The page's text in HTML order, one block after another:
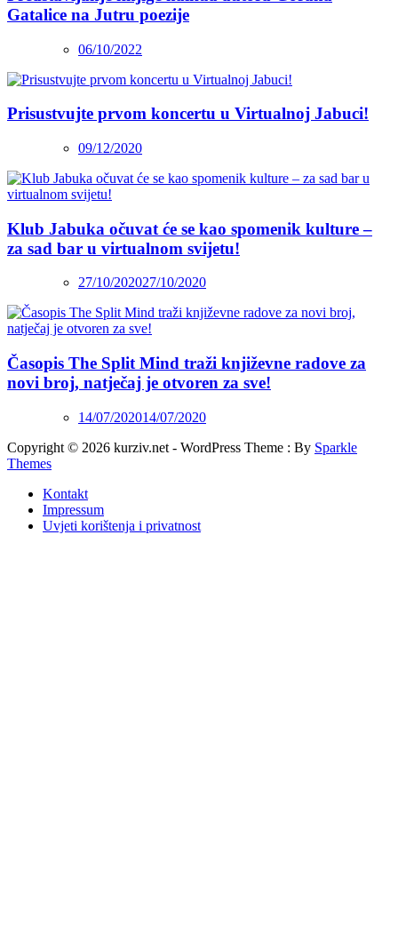
Gatalice na Jutru poezije
06/10/2022
Prisustvujte prvom koncertu u Virtualnoj Jabuci!
09/12/2020
Klub Jabuka očuvat će se kao spomenik kulture –
za sad bar u virtualnom svijetu!
27/10/202027/10/2020
Časopis The Split Mind traži književne radove za
novi broj, natječaj je otvoren za sve!
14/07/202014/07/2020
Copyright © 2026 kurziv.net - WordPress Theme : By Sparkle
Themes
Kontakt
Impressum
Uvjeti korištenja i privatnost